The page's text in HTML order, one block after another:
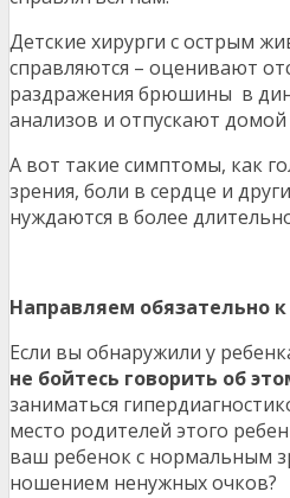
Детские хирурги с острым
справляются – оценивают
раздражения брюшины в
анализов и отпускают домой
А вот такие симптомы, как
зрения, боли в сердце и
нуждаются в более
Направляем обязательно к
Если вы обнаружили у
не бойтесь говорить об
заниматься
место родителей этого
ваш ребенок с нормальным
ношением ненужных очков?